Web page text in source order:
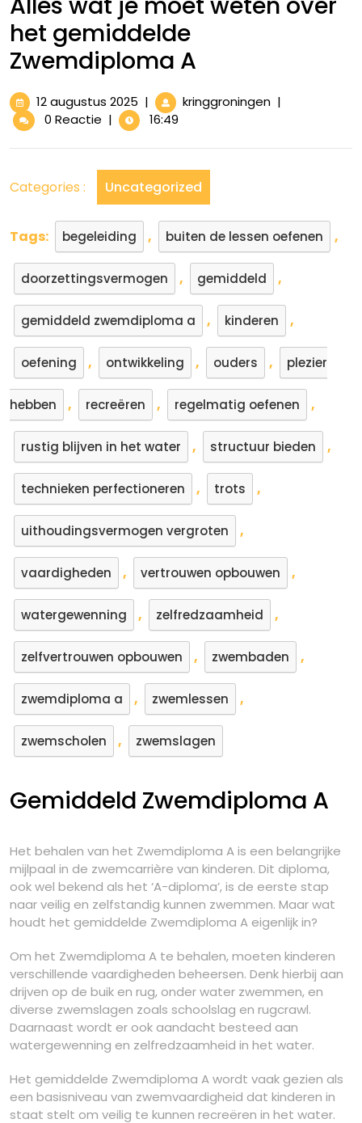
het gemiddelde
Zwemdiploma A
12 augustus 2025 12
augustus
| kringgroningenAlles
moet
gemiddelde
Zwemdiploma
A
|
0 Reactie | 16:49
Categories : Uncategorized
Tags: begeleiding , buiten de lessen oefenen ,
doorzettingsvermogen , gemiddeld ,
gemiddeld zwemdiploma a , kinderen ,
oefening , ontwikkeling , ouders , plezier
hebben , recreëren , regelmatig oefenen ,
rustig blijven in het water , structuur bieden ,
technieken perfectioneren , trots ,
uithoudingsvermogen vergroten ,
vaardigheden , vertrouwen opbouwen ,
watergewenning , zelfredzaamheid ,
zelfvertrouwen opbouwen , zwembaden ,
zwemdiploma a , zwemlessen ,
zwemscholen , zwemslagen
Gemiddeld Zwemdiploma A
Het behalen van het Zwemdiploma A is een belangrijke
mijlpaal in de zwemcarrière van kinderen. Dit diploma,
ook wel bekend als het ‘A-diploma’, is de eerste stap
naar veilig en zelfstandig kunnen zwemmen. Maar wat
houdt het gemiddelde Zwemdiploma A eigenlijk in?
Om het Zwemdiploma A te behalen, moeten kinderen
verschillende vaardigheden beheersen. Denk hierbij aan
drijven op de buik en rug, onder water zwemmen, en
diverse zwemslagen zoals schoolslag en rugcrawl.
Daarnaast wordt er ook aandacht besteed aan
watergewenning en zelfredzaamheid in het water.
Het gemiddelde Zwemdiploma A wordt vaak gezien als
een basisniveau van zwemvaardigheid dat kinderen in
staat stelt om veilig te kunnen recreëren in het water.